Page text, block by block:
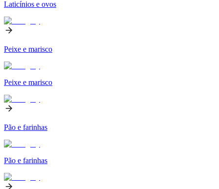
Laticínios e ovos
Peixe e marisco
Peixe e marisco
Pão e farinhas
Pão e farinhas